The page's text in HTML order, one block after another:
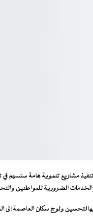
مشاريع تنموية هامة ستسهم في
الخدمات الضرورية للمواطنين
لتحسين ولوج سكان العاصمة